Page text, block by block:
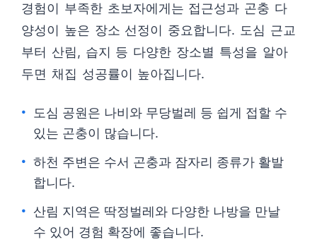
경험이 부족한 초보자에게는 접근성과 곤충 다
양성이 높은 장소 선정이 중요합니다. 도심 근교
부터 산림, 습지 등 다양한 장소별 특성을 알아
두면 채집 성공률이 높아집니다.
도심 공원은 나비와 무당벌레 등 쉽게 접할 수
있는 곤충이 많습니다.
하천 주변은 수서 곤충과 잠자리 종류가 활발
합니다.
산림 지역은 딱정벌레와 다양한 나방을 만날
수 있어 경험 확장에 좋습니다.